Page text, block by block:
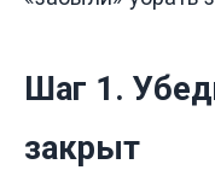
Шаг 1.
закрыт